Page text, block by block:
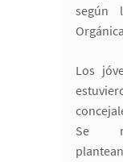
según
Los
Se